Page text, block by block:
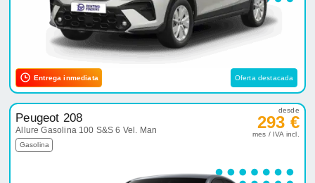
Entrega inmediata Oferta destacada
Peugeot 208
Allure Gasolina 100 S&S 6 Vel. Man
Gasolina
desde
293 €
mes / IVA incl.